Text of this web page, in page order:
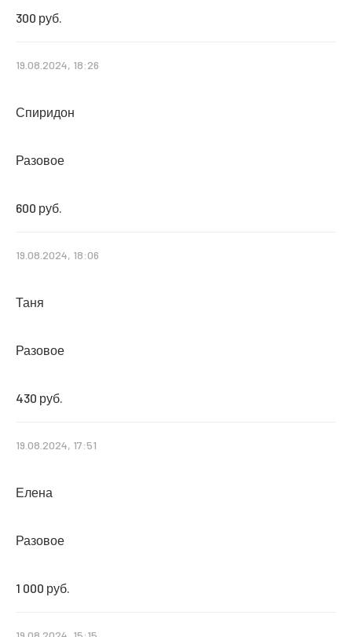
300 руб.
19.08.2024, 18:26
Спиридон
Разовое
600 руб.
19.08.2024, 18:06
Таня
Разовое
430 руб.
19.08.2024, 17:51
Елена
Разовое
1 000 руб.